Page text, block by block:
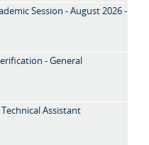
Session - August 2026 -
- General
Assistant